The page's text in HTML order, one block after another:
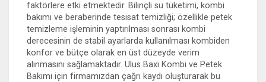
faktörlere etki etmektedir. Bilinçli su tüketimi, kombi
bakımı ve beraberinde tesisat temizliği; özellikle petek
temizleme işleminin yaptırılması sonrası kombi
derecesinin de stabil ayarlarda kullanılması kombiden
konfor ve bütçe olarak en üst düzeyde verim
alınmasını sağlamaktadır. Ulus Baxi Kombi ve Petek
Bakımı için firmamızdan çağrı kaydı oluşturarak bu